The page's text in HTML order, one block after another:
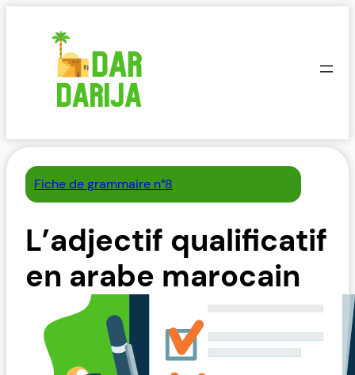
Fiche de grammaire n°8
L’adjectif qualificatif
en arabe marocain